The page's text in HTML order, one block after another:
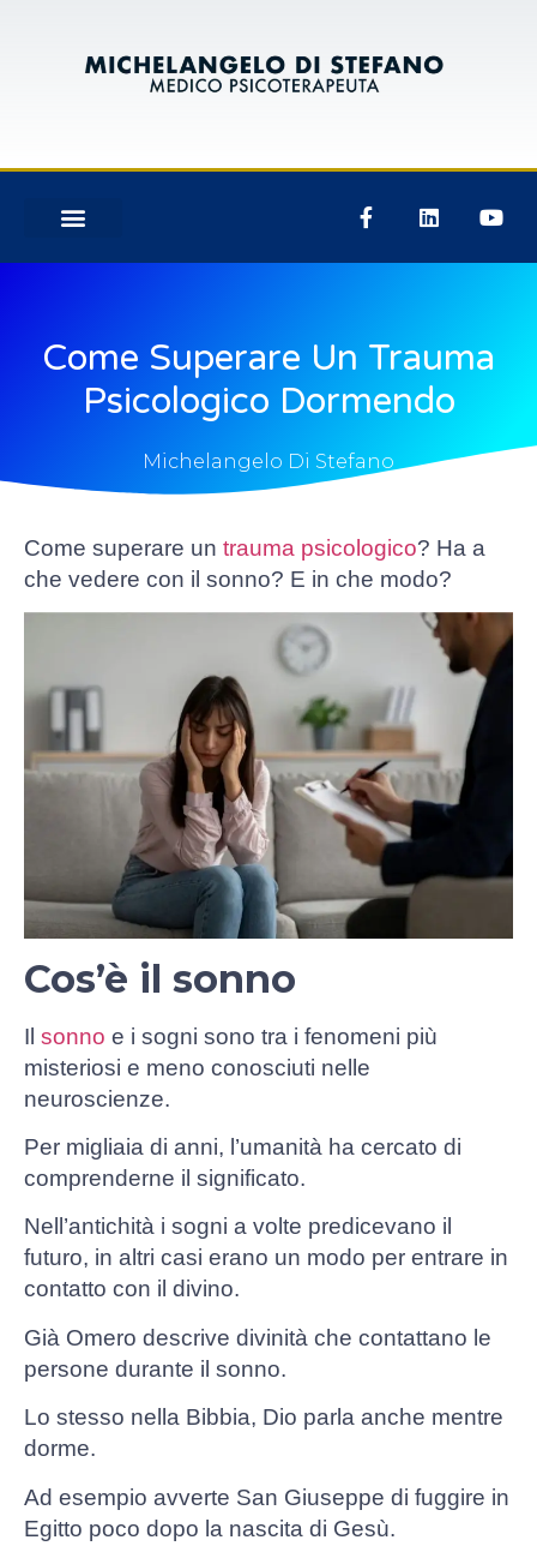
Come Superare Un Trauma
Psicologico Dormendo
Michelangelo Di Stefano
Come superare un trauma psicologico? Ha a
che vedere con il sonno? E in che modo?
Cos’è il sonno
Il sonno e i sogni sono tra i fenomeni più
misteriosi e meno conosciuti nelle
neuroscienze.
Per migliaia di anni, l’umanità ha cercato di
comprenderne il significato.
Nell’antichità i sogni a volte predicevano il
futuro, in altri casi erano un modo per entrare in
contatto con il divino.
Già Omero descrive divinità che contattano le
persone durante il sonno.
Lo stesso nella Bibbia, Dio parla anche mentre
dorme.
Ad esempio avverte San Giuseppe di fuggire in
Egitto poco dopo la nascita di Gesù.